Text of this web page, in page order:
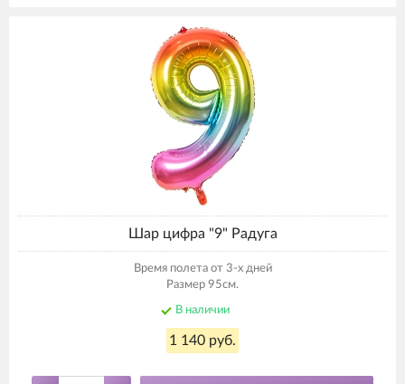
Шар цифра "9" Радуга
Время полета от 3-х дней
Размер 95см.
В наличии
1 140 руб.